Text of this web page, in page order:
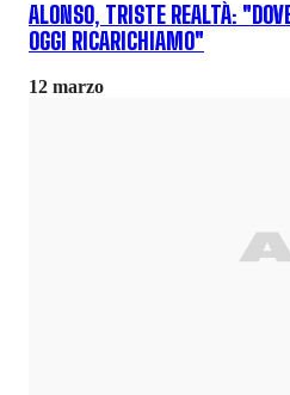
ALONSO, TRISTE REALTÀ:
OGGI RICARICHIAMO"
12 marzo